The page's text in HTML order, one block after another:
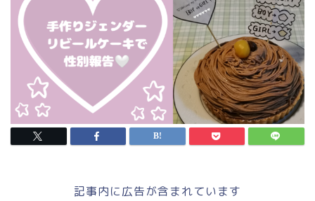
記事内に広告が含まれています